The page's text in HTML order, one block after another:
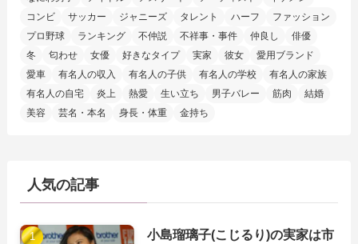
コンビ
サッカー ジャニーズ タレント ハーフ
ファッション
プロ野球
ランキング 不仲説 不祥事・事件 仲良し
俳優
冬
匂わせ 女優 好きなタイプ 実家 彼女
愛用ブランド
愛車
有名人の収入 有名人の子供 有名人の学校
有名人の家族
有名人の自宅
炎上 熱愛 生い立ち 男子バレー 筋肉
結婚
美容
芸名・本名 身長・体重 金持ち
人気の記事
小島瑠璃子(こじるり)の実家は市